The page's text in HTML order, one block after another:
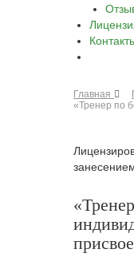
Главная
«Тренер по